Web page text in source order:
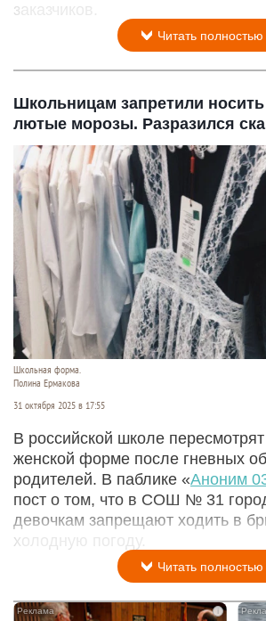
заказчиков.
Читать полностью
Школьницам запретили
лютые морозы. Разразился
Школьная форма.
Полина Ермакова
31 октября 2025 в 17:55
В российской школе
женской форме после гневных
родителей. В паблике «Аноним
пост о том, что в СОШ № 31
девочкам запрещают ходить в
холодную погоду.
Читать полностью
i